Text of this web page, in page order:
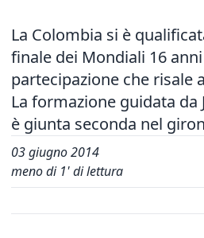
La Colombia si è
finale dei Mondiali 16
partecipazione che risale
La formazione guidata da
è giunta seconda nel
03 giugno 2014
meno di 1' di lettura